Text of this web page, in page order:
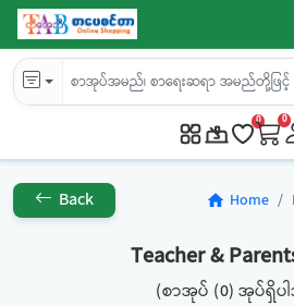
0 0
Back home Home
Teacher &
(စာအုပ် (0) အုပ်ရှိ